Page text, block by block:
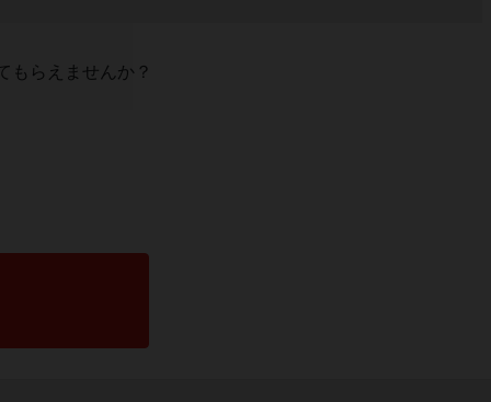
もらえませんか？